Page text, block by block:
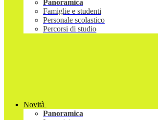
Panoramica
Famiglie e studenti
Personale scolastico
Percorsi di studio
Novità
Panoramica